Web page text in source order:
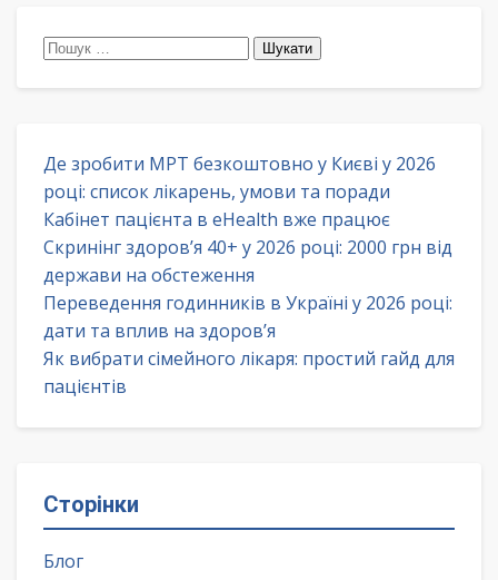
Пошук:
Де зробити МРТ безкоштовно у Києві у 2026
році: список лікарень, умови та поради
Кабінет пацієнта в eHealth вже працює
Скринінг здоров’я 40+ у 2026 році: 2000 грн від
держави на обстеження
Переведення годинників в Україні у 2026 році:
дати та вплив на здоров’я
Як вибрати сімейного лікаря: простий гайд для
пацієнтів
Сторінки
Блог